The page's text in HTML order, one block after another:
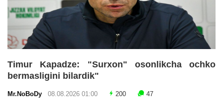
Timur Kapadze: "Surxon" osonlikcha ochko
bermasligini bilardik"
Mr.NoBoDy 08.08.2026 01:00 200 47